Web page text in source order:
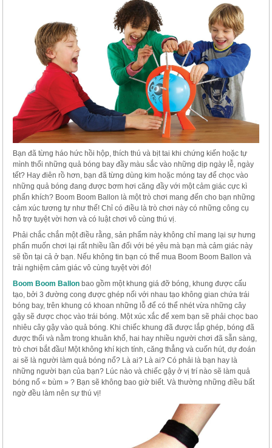
Bạn đã từng háo hức hồi hộp, thích thú và bịt tai khi chứng kiến hoặc tự
mình thổi những quả bóng bay đầy màu sắc vào những dịp ngày lễ, ngày
tết? Hay điên rồ hơn, bạn đã từng dùng kim hoặc móng tay để chọc vào
những quả bóng đang được bơm hơi căng đầy với một cảm giác cực kì
phấn khích? Boom Boom Ballon là một trò chơi mang đến cho bạn những
cảm xúc tương tự như thế! Chỉ có điều là trò chơi này có những công cụ
hỗ trợ tuyệt vời hơn và có luật chơi vô cùng thú vị.
Phải chắc chắn một điều rằng, sản phẩm này không chỉ mang lại sự hưng
phấn muốn chơi lại rất nhiều lần đối với bé yêu mà bạn mà cảm giác này
sẽ tồn tại cả ở bạn. Nếu không tin bạn có thể mua Boom Boom Ballon và
trải nghiệm cảm giác vô cùng tuyệt vời đó!
Boom Boom Ballon bao gồm một khung giá đỡ bóng, khung được cấu
tạo, bởi 3 đường cong được ghép nối với nhau tạo không gian chứa trái
bóng bay, trên khung có khoan những lỗ để có thể nhét vừa những cây
gậy sẽ được chọc vào trái bóng. Một xúc xắc để xem bạn sẽ phải chọc bao
nhiêu cây gậy vào quả bóng. Khi chiếc khung đã được lắp ghép, bóng đã
được thổi và nằm trong khuân khổ, hai hay nhiều người chơi đã sẵn sàng,
trò chơi bắt đầu! Một không khí kịch tính, căng thẳng và cuốn hút, dự đoán
ai sẽ là người làm quả bóng nổ? Là ai? Là ai? Có phải là bạn hay là
những người bạn của bạn? Lúc nào và chiếc gậy ở vị trí nào sẽ làm quả
bóng nổ « bùm » ? Bạn sẽ không bao giờ biết. Và thường những điều bất
ngờ đều làm nên sự thú vị!